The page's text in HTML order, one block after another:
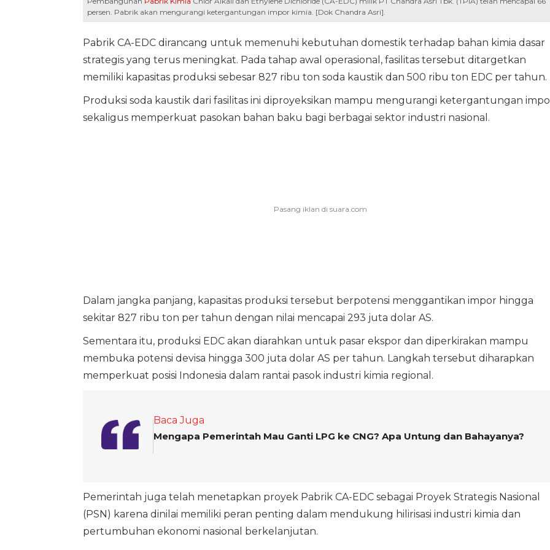
persen. Pabrik akan mengurangi ketergantungan impor kimia. [Dok Chandra Asri].
Pabrik CA-EDC dirancang untuk memenuhi kebutuhan domestik terhadap bahan kimia dasar
strategis yang terus meningkat. Pada tahap awal operasional, fasilitas tersebut ditargetkan
memiliki kapasitas produksi sebesar 827 ribu ton soda kaustik dan 500 ribu ton EDC per tahun.
Produksi soda kaustik dari fasilitas ini diproyeksikan mampu mengurangi ketergantungan
sekaligus memperkuat pasokan bahan baku bagi berbagai sektor industri nasional.
Dalam jangka panjang, kapasitas produksi tersebut berpotensi menggantikan impor hingga
sekitar 827 ribu ton per tahun dengan nilai mencapai 293 juta dolar AS.
Sementara itu, produksi EDC akan diarahkan untuk pasar ekspor dan diperkirakan mampu
membuka potensi devisa hingga 300 juta dolar AS per tahun. Langkah tersebut diharapkan
memperkuat posisi Indonesia dalam rantai pasok industri kimia regional.
Baca Juga
Mengapa Pemerintah Mau Ganti LPG ke CNG? Apa Untung dan Bahayanya?
Pemerintah juga telah menetapkan proyek Pabrik CA-EDC sebagai Proyek Strategis Nasional
(PSN) karena dinilai memiliki peran penting dalam mendukung hilirisasi industri kimia dan
pertumbuhan ekonomi nasional berkelanjutan.